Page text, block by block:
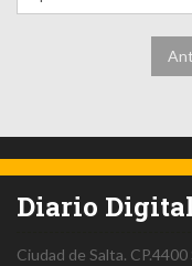
Diario
Ciudad de Salta. CP.4400